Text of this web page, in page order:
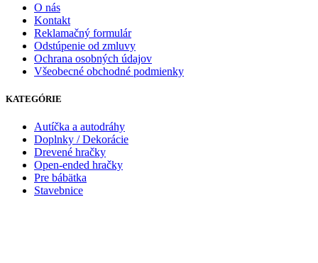
O nás
Kontakt
Reklamačný formulár
Odstúpenie od zmluvy
Ochrana osobných údajov
Všeobecné obchodné podmienky
KATEGÓRIE
Autíčka a autodráhy
Doplnky / Dekorácie
Drevené hračky
Open-ended hračky
Pre bábätka
Stavebnice